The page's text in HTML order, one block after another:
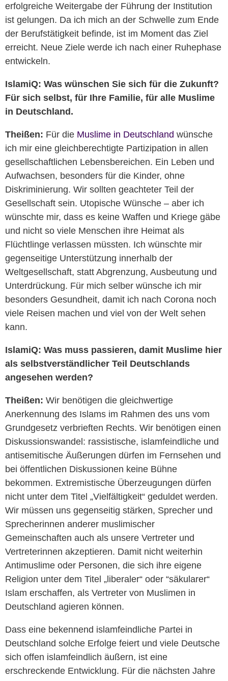
erfolgreiche Weitergabe der Führung der Institution
ist gelungen. Da ich mich an der Schwelle zum Ende
der Berufstätigkeit befinde, ist im Moment das Ziel
erreicht. Neue Ziele werde ich nach einer Ruhephase
entwickeln.
IslamiQ: Was wünschen Sie sich für die Zukunft?
Für sich selbst, für Ihre Familie, für alle Muslime
in Deutschland.
Theißen: Für die Muslime in Deutschland wünsche
ich mir eine gleichberechtigte Partizipation in allen
gesellschaftlichen Lebensbereichen. Ein Leben und
Aufwachsen, besonders für die Kinder, ohne
Diskriminierung. Wir sollten geachteter Teil der
Gesellschaft sein. Utopische Wünsche – aber ich
wünschte mir, dass es keine Waffen und Kriege gäbe
und nicht so viele Menschen ihre Heimat als
Flüchtlinge verlassen müssten. Ich wünschte mir
gegenseitige Unterstützung innerhalb der
Weltgesellschaft, statt Abgrenzung, Ausbeutung und
Unterdrückung. Für mich selber wünsche ich mir
besonders Gesundheit, damit ich nach Corona noch
viele Reisen machen und viel von der Welt sehen
kann.
IslamiQ: Was muss passieren, damit Muslime hier
als selbstverständlicher Teil Deutschlands
angesehen werden?
Theißen: Wir benötigen die gleichwertige
Anerkennung des Islams im Rahmen des uns vom
Grundgesetz verbrieften Rechts. Wir benötigen einen
Diskussionswandel: rassistische, islamfeindliche und
antisemitische Äußerungen dürfen im Fernsehen und
bei öffentlichen Diskussionen keine Bühne
bekommen. Extremistische Überzeugungen dürfen
nicht unter dem Titel „Vielfältigkeit“ geduldet werden.
Wir müssen uns gegenseitig stärken, Sprecher und
Sprecherinnen anderer muslimischer
Gemeinschaften auch als unsere Vertreter und
Vertreterinnen akzeptieren. Damit nicht weiterhin
Antimuslime oder Personen, die sich ihre eigene
Religion unter dem Titel „liberaler“ oder “säkularer“
Islam erschaffen, als Vertreter von Muslimen in
Deutschland agieren können.
Dass eine bekennend islamfeindliche Partei in
Deutschland solche Erfolge feiert und viele Deutsche
sich offen islamfeindlich äußern, ist eine
erschreckende Entwicklung. Für die nächsten Jahre